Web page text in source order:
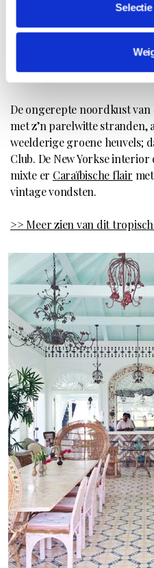
7. Playa
Club, Las
De ongerepte noordkust van
met z’n parelwitte stranden,
weelderige groene heuvels;
Club. De New Yorkse
mixte er Caraïbische flair
vintage vondsten.
>> Meer zien van dit